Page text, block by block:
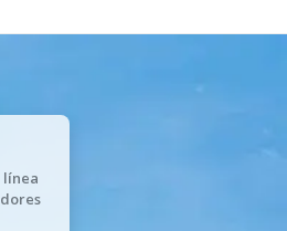
línea